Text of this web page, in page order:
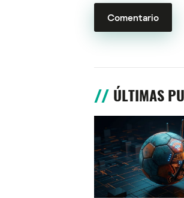
ÚLTIMAS